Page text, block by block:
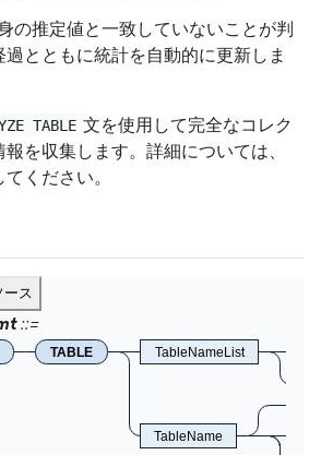
の推定値と一致していないことが判
とともに統計を自動的に更新しま
TABLE 文を使用して完全なコレク
を収集します。詳細については、
ください。
ース
TABLE TableNameList
TableName